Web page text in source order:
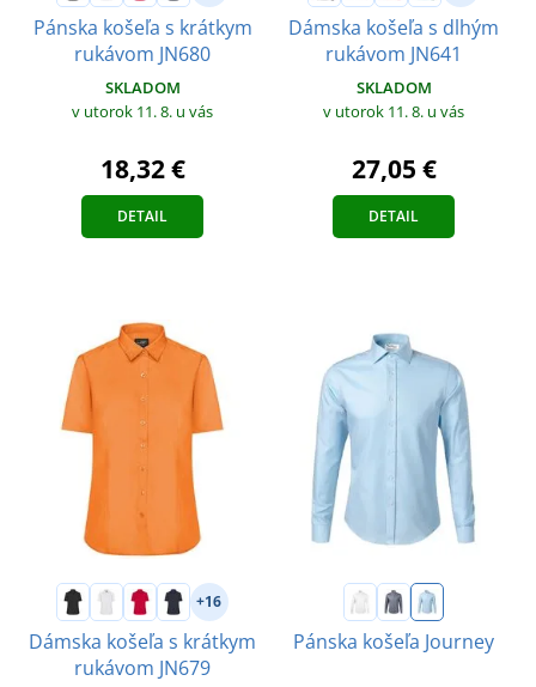
Pánska košeľa s krátkym
rukávom JN680
SKLADOM
v utorok 11. 8. u vás
18,32 €
DETAIL
Dámska košeľa s dlhým
rukávom JN641
SKLADOM
v utorok 11. 8. u vás
27,05 €
DETAIL
+16
Dámska košeľa s krátkym
rukávom JN679
Pánska košeľa Journey